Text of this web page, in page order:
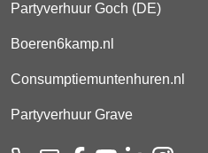
Partyverhuur Goch (DE)
Boeren6kamp.nl
Consumptiemuntenhuren.nl
Partyverhuur Grave